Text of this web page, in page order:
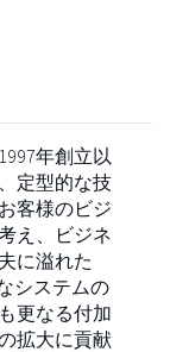
年創立以
定型的な技
客様のビジ
え、ビジネ
に溢れた
システムの
更なる付加
拡大に貢献